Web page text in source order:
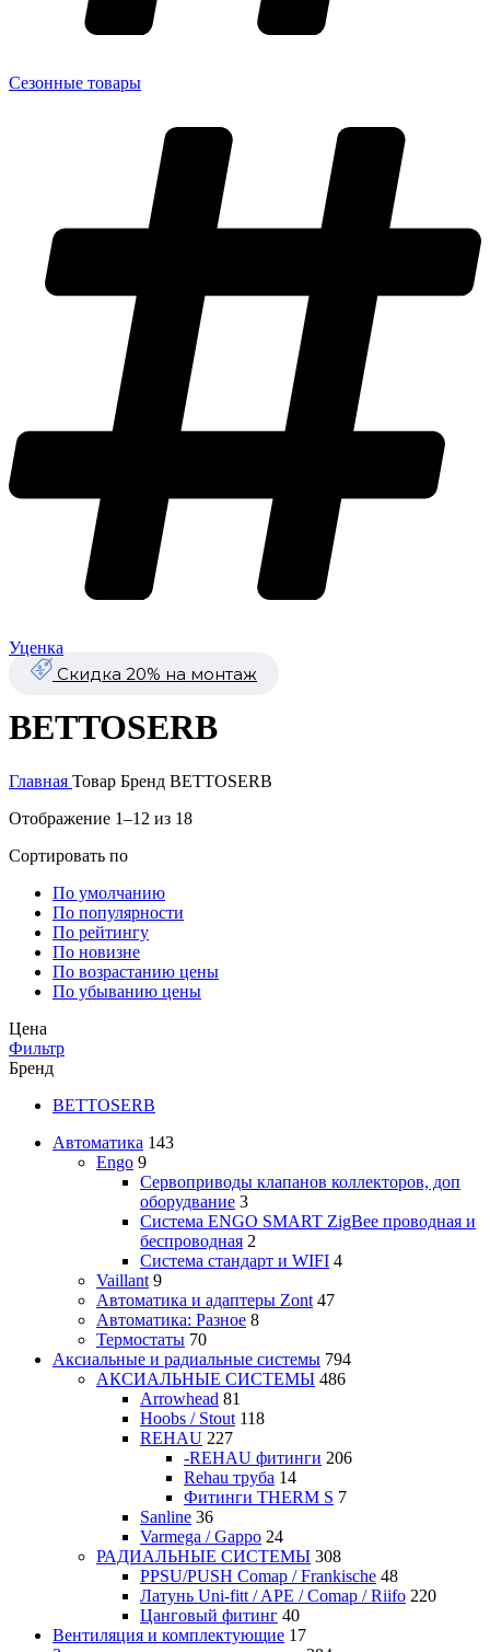
Сезонные товары
Уценка
Скидка 20% на монтаж
BETTOSERB
Главная Товар Бренд BETTOSERB
Отображение 1–12 из 18
Сортировать по
По умолчанию
По популярности
По рейтингу
По новизне
По возрастанию цены
По убыванию цены
Цена
Фильтр
Бренд
BETTOSERB
Автоматика 143
Engo 9
Сервоприводы клапанов коллекторов, доп
оборудвание 3
Система ENGO SMART ZigBee проводная и
беспроводная 2
Система стандарт и WIFI 4
Vaillant 9
Автоматика и адаптеры Zont 47
Автоматика: Разное 8
Термостаты 70
Аксиальные и радиальные системы 794
АКСИАЛЬНЫЕ СИСТЕМЫ 486
Arrowhead 81
Hoobs / Stout 118
REHAU 227
-REHAU фитинги 206
Rehau труба 14
Фитинги THERM S 7
Sanline 36
Varmega / Gappo 24
РАДИАЛЬНЫЕ СИСТЕМЫ 308
PPSU/PUSH Comap / Frankische 48
Латунь Uni-fitt / APE / Comap / Riifo 220
Цанговый фитинг 40
Вентиляция и комплектующие 17